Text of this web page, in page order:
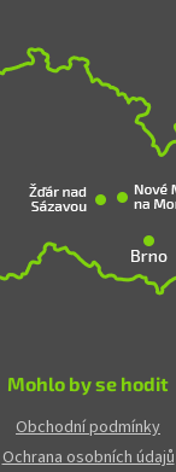
Mohlo by se hodit
Obchodní podmínky
Ochrana osobních údajů